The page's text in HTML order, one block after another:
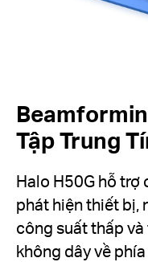
Tập Trung
Halo H50G hỗ
phát hiện thiết bị,
công suất thấp
không dây về